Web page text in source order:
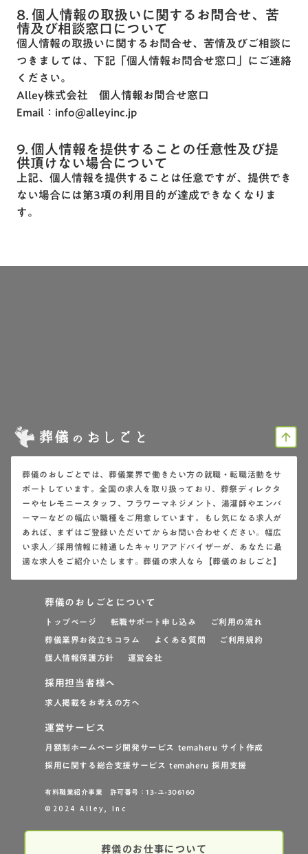
8. 個人情報の取扱いに関するお問合せ、苦
情及び相談窓口について
個人情報の取扱いに関するお問合せ、苦情及びご相談に
つきましては、下記「個人情報お問合せ窓口」にご連絡
ください。
Alley株式会社 個人情報お問合せ窓口
Email：info@alleyinc.jp
9. 個人情報を提供することの任意性及び提
供頂けない場合について
上記、個人情報を提供することは任意ですが、提供でき
ない場合には第3項の利用目的が達成できなくなりま
す。
arrow_upward
葬儀のおしごとでは、葬儀業界で働きたい方の就職・転職活動をサ
ポートしています。全国の求人を取り扱っており、葬祭ディレクタ
ーやセレモニースタッフ、フラワーマネジメント、湯灌師やエンバ
ーマーなどの幅広い職種をご用意しています。もし気になる求人が
あれば、まずはご登録いただいてからお問い合わせください。幅広
い求人／採用情報に精通したキャリアアドバイザーが、あなたに最
適な求人をご紹介いたします。葬儀の求人なら【葬儀のおしごと】
葬儀のおしごとについて
トップページ 転職サポート申し込み
ご利用の流れ
葬儀業界お役立ちコラム
よくある質問
ご利用規約
個人情報保護方針
運営会社
採用担当者様へ
求人掲載をお考えの方へ
運営サービス
月額制ホームページ開発サービス temaheru サイト作成
採用に関する総合支援サービス temaheru 採用支援
有料職業紹介事業 許可番号：13-ユ-306160
©2024 Alley, Inc
葬儀のお仕事について